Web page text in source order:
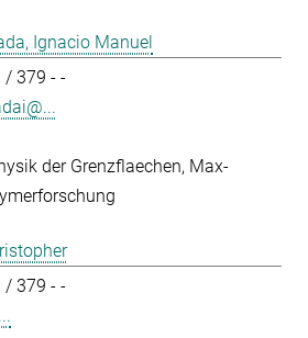
Ignacio Manuel
/ 379 - -
der Grenzflaechen Max-
/ 379 - -